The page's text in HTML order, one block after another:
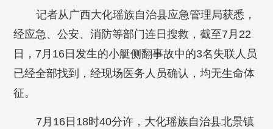
记者从广西大化瑶族自治县应急管理局获悉，
经应急、公安、消防等部门连日搜救，截至7月22
日，7月16日发生的小艇侧翻事故中的3名失联人员
已经全部找到，经现场医务人员确认，均无生命体
征。
7月16日18时40分许，大化瑶族自治县北景镇